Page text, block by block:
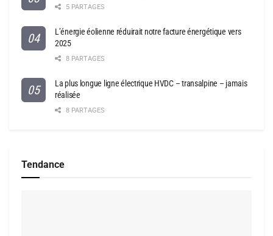
5 PARTAGES
L’énergie éolienne réduirait notre facture énergétique vers
2025
8 PARTAGES
La plus longue ligne électrique HVDC – transalpine – jamais
réalisée
8 PARTAGES
Tendance